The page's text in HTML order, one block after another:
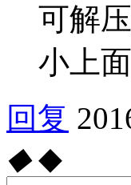
可解
小上
回复
◆ ◆